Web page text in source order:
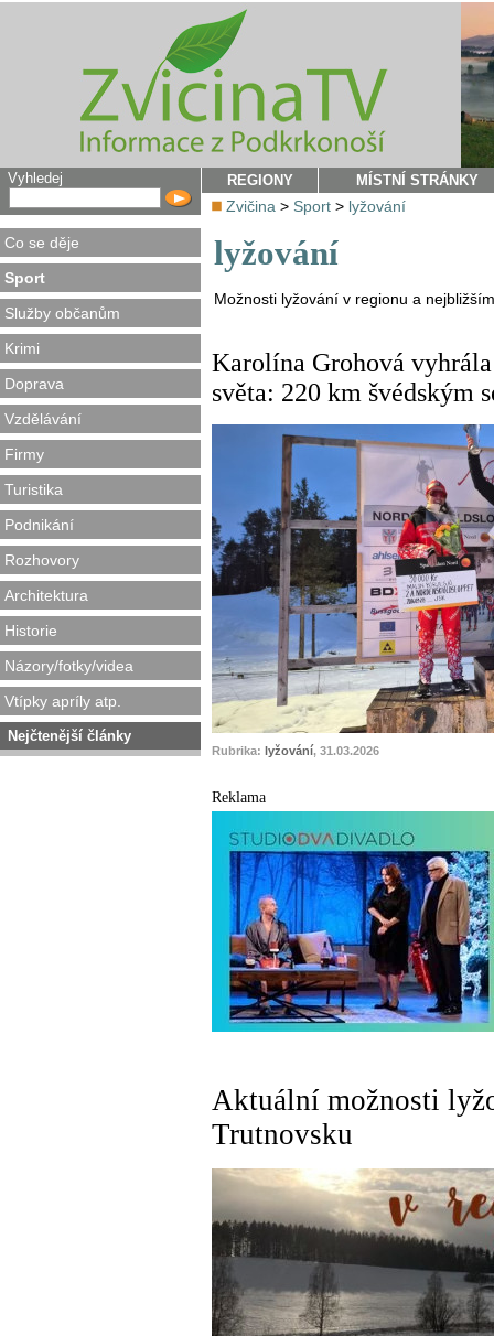
Vyhledej
Co se děje
Sport
Služby občanům
Krimi
Doprava
Vzdělávání
Firmy
Turistika
Podnikání
Rozhovory
Architektura
Historie
Názory/fotky/videa
Vtípky apríly atp.
Nejčtenější články
REGIONY MÍSTNÍ STRÁNKY
Zvičina > Sport > lyžování
lyžování
Možnosti lyžování v regionu a
Karolína Grohová
světa: 220 km švédským
Rubrika: lyžování, 31.03.2026
Reklama
Aktuální možnosti
Trutnovsku